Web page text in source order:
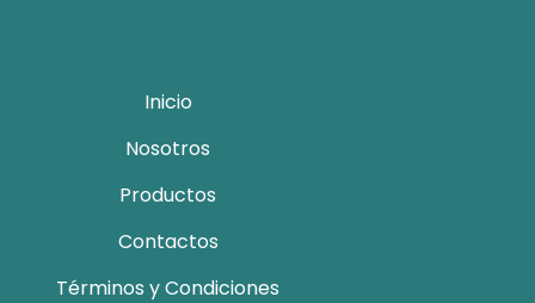
Inicio
Nosotros
Productos
Contactos
Términos y Condiciones